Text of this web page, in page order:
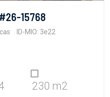
#26-15768
ID-MIO: 3e22
230 m2